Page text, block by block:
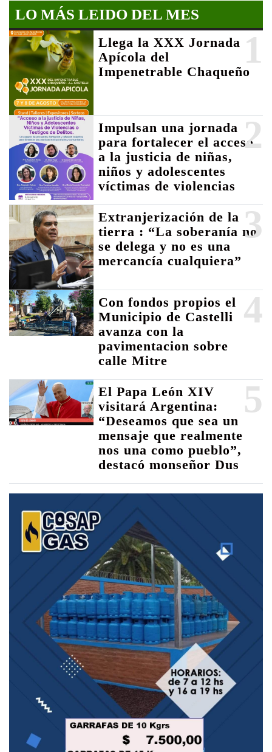
LO MÁS LEIDO DEL MES
1
Llega la XXX Jornada
Apícola del
Impenetrable Chaqueño
2
Impulsan una jornada
para fortalecer el acceso
a la justicia de niñas,
niños y adolescentes
víctimas de violencias
3
Extranjerización de la
tierra : “La soberanía no
se delega y no es una
mercancía cualquiera”
4
Con fondos propios el
Municipio de Castelli
avanza con la
pavimentacion sobre
calle Mitre
5
El Papa León XIV
visitará Argentina:
“Deseamos que sea un
mensaje que realmente
nos una como pueblo”,
destacó monseñor Dus